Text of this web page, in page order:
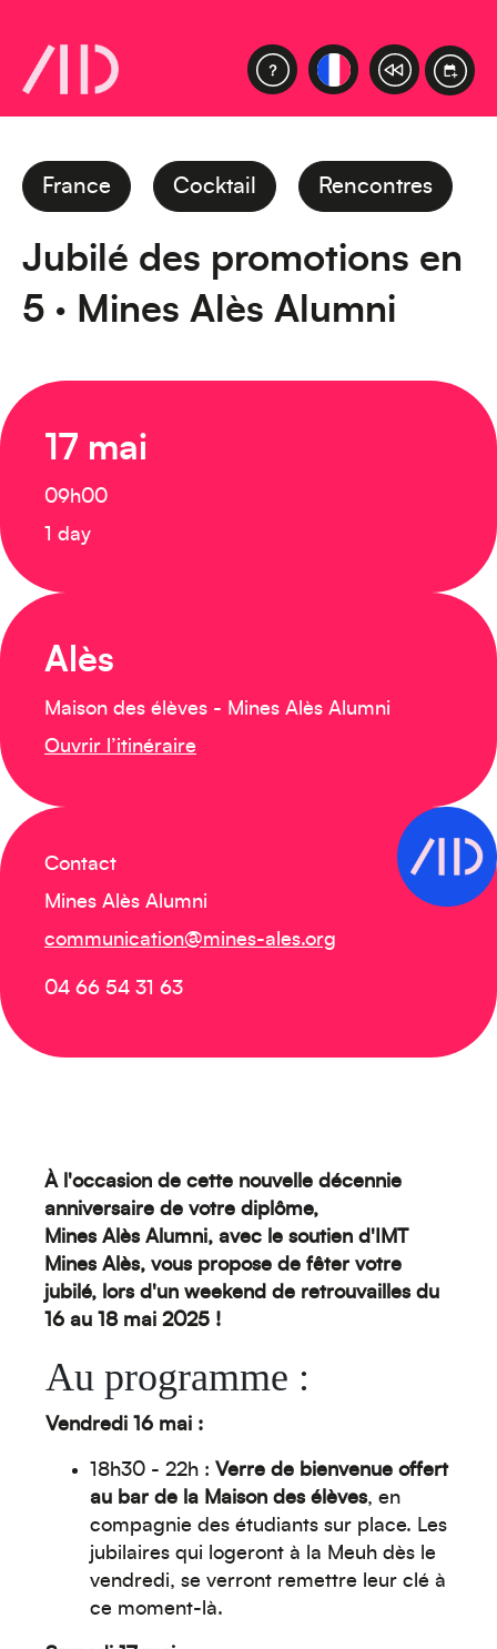
France Cocktail Rencontres
Jubilé des promotions en
5 · Mines Alès Alumni
17 mai
09h00
1 day
Alès
Maison des élèves - Mines Alès Alumni
Ouvrir l’itinéraire
Contact
Mines Alès Alumni
communication@mines-ales.org
04 66 54 31 63
À l'occasion de cette nouvelle décennie
anniversaire de votre diplôme,
Mines Alès Alumni, avec le soutien d'IMT
Mines Alès, vous propose de fêter votre
jubilé, lors d'un weekend de retrouvailles du
16 au 18 mai 2025 !
Au programme :
Vendredi 16 mai :
18h30 - 22h : Verre de bienvenue offert
au bar de la Maison des élèves, en
compagnie des étudiants sur place. Les
jubilaires qui logeront à la Meuh dès le
vendredi, se verront remettre leur clé à
ce moment-là.